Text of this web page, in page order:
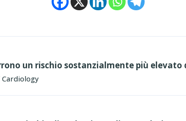
un rischio sostanzialmente più